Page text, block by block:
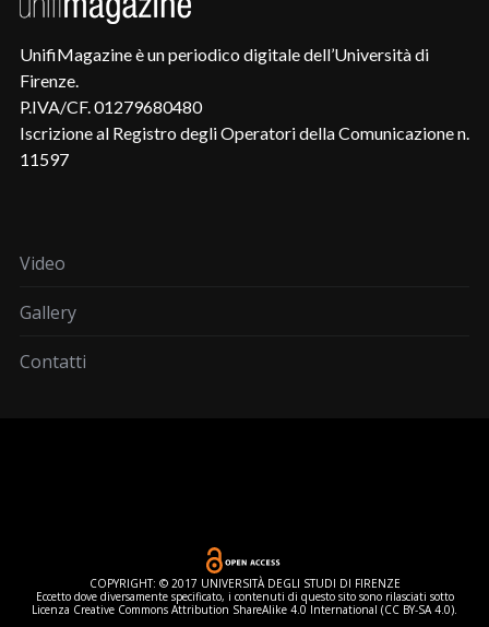
UnifiMagazine è un periodico digitale dell’Università di
Firenze.
P.IVA/CF. 01279680480
Iscrizione al Registro degli Operatori della Comunicazione n.
11597
Video
Gallery
Contatti
COPYRIGHT: © 2017 UNIVERSITÀ DEGLI STUDI DI FIRENZE
Eccetto dove diversamente specificato, i contenuti di questo sito sono rilasciati sotto
Licenza Creative Commons Attribution ShareAlike 4.0 International (CC BY-SA 4.0).